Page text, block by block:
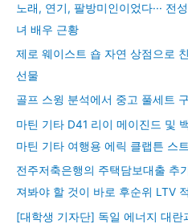
노래, 연기, 팔방미인이었다··· 전
녀 배우 근황
제로 웨이스트 숍 자연 상점으로
선물
골프 스윙 분석에서 중고 풀세트
마틴 기타 D41 리이 메이진드 및
마틴 기타 여행용 에릭 클랩튼 스
전주저축은행의 주택담보대출 추
져봐야 할 것이 바로 후순위 LTV
[대학생 기자단] 독일 에너지 대란